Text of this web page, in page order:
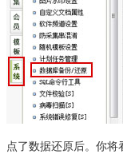
点了数据还原后。你将